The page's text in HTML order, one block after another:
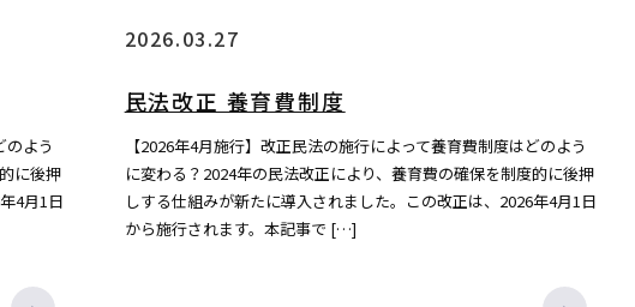
のよう
に後押
4月1日
2026.03.27
民法改正 養育費制度
【2026年4月施行】改正民法の施行によって養育費制度はどのよう
に変わる？2024年の民法改正により、養育費の確保を制度的に後押
しする仕組みが新たに導入されました。この改正は、2026年4月1日
から施行されます。本記事で […]